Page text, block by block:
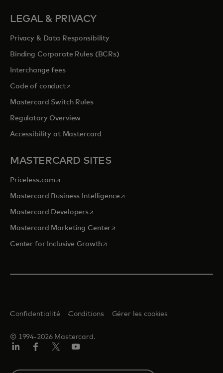
LEGAL & PRIVACY
Privacy & Data Responsibility
Binding Corporate Rules (BCRs)
Interchange fees
Code of conducts’ouvre dans un nouvel onglet
Mastercard Switch Rules
Regulatory Overview
Accessibility at Mastercard
MASTERCARD SITES
Priceless.com s’ouvre dans un nouvel onglet
Mastercard Business Intelligences’ouvre dans un nouvel onglet
Mastercard Developerss’ouvre dans un nouvel onglet
Mastercard Marketing Centers’ouvre dans un nouvel onglet
Center for Inclusive Growths’ouvre dans un nouvel onglet
© 1994-2026 Mastercard.
Confidentialité Conditions Gérer les cookies